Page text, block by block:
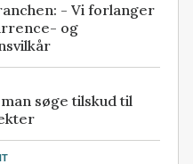
- Vi forlanger
og
søge tilskud til